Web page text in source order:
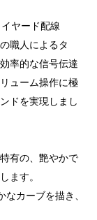
ヤード配線
職人によるタ
率的な信号伝達
ューム操作に極
ドを実現しまし
有の、艶やかで
ます。
カーブを描き、